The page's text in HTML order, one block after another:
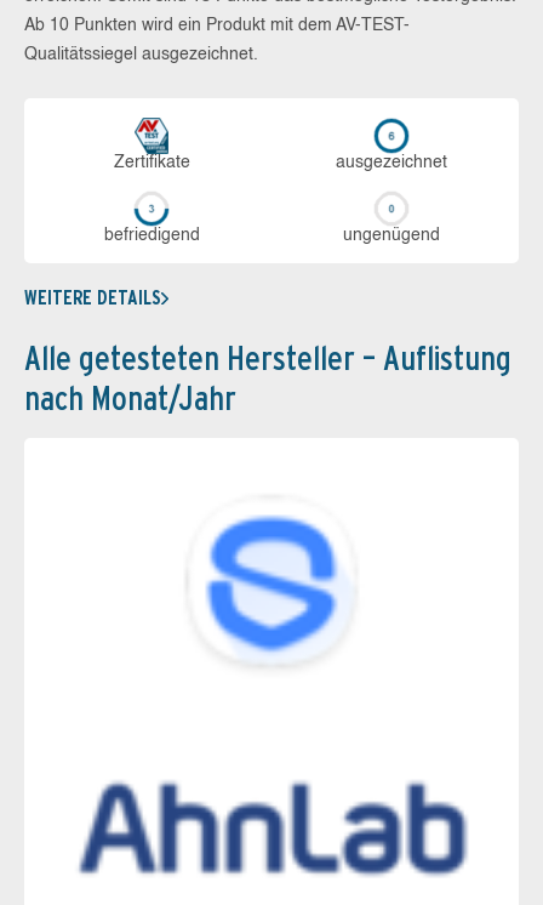
Ab 10 Punkten wird ein Produkt mit dem AV-TEST-
Qualitätssiegel ausgezeichnet.
Zerti­fikate aus­ge­zeich­net
be­frie­di­gend un­ge­nü­gend
WEITERE DETAILS
Alle getesteten Hersteller – Auflistung
nach Monat/Jahr